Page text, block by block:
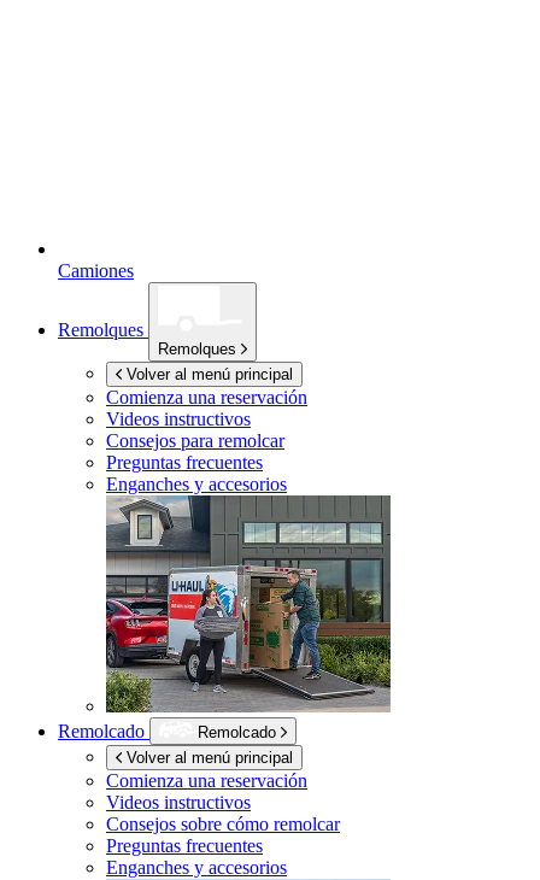
Camiones
Remolques
Remolques
Volver al menú principal
Comienza una reservación
Videos instructivos
Consejos para remolcar
Preguntas frecuentes
Enganches y accesorios
Remolcado
Remolcado
Volver al menú principal
Comienza una reservación
Videos instructivos
Consejos sobre cómo remolcar
Preguntas frecuentes
Enganches y accesorios